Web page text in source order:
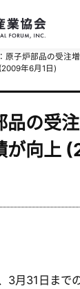
原子炉部品の受注
年6月1日)
品の受
が向上
月31日まで